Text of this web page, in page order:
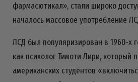
фармасютикал», стали широко
началось массовое употребление
ЛСД был популяризирован в 1960-х
как психолог Тимоти Лири, который
американских студентов